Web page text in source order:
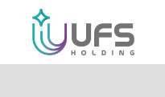
content